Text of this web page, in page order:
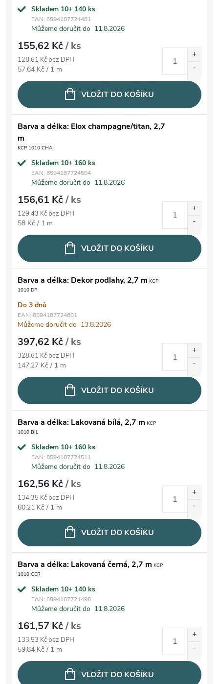
Skladem 10+ 140 ks
EAN: 8594187724481
Můžeme doručit do 11.8.2026
155,62 Kč/ ks
128,61 Kč bez DPH
Měrná cena:
57,64 Kč / 1 m
VLOŽIT DO KOŠÍKU
Barva a délka: Elox champagne/titan, 2,7
m
KCP 1010 CHA
Skladem 10+ 160 ks
EAN: 8594187724504
Můžeme doručit do 11.8.2026
156,61 Kč/ ks
129,43 Kč bez DPH
Měrná cena:
58 Kč / 1 m
VLOŽIT DO KOŠÍKU
Barva a délka: Dekor podlahy, 2,7 m KCP
1010 DP
Do 3 dnů
EAN: 8594187724801
Můžeme doručit do 13.8.2026
397,62 Kč/ ks
328,61 Kč bez DPH
Měrná cena:
147,27 Kč / 1 m
VLOŽIT DO KOŠÍKU
Barva a délka: Lakovaná bílá, 2,7 m KCP
1010 BIL
Skladem 10+ 160 ks
EAN: 8594187724511
Můžeme doručit do 11.8.2026
162,56 Kč/ ks
134,35 Kč bez DPH
Měrná cena:
60,21 Kč / 1 m
VLOŽIT DO KOŠÍKU
Barva a délka: Lakovaná černá, 2,7 m KCP
1010 CER
Skladem 10+ 140 ks
EAN: 8594187724498
Můžeme doručit do 11.8.2026
161,57 Kč/ ks
133,53 Kč bez DPH
Měrná cena:
59,84 Kč / 1 m
VLOŽIT DO KOŠÍKU